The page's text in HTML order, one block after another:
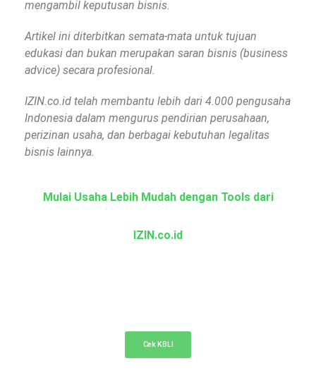
mengambil keputusan bisnis.
Artikel ini diterbitkan semata-mata untuk tujuan
edukasi dan bukan merupakan saran bisnis (business
advice) secara profesional.
IZIN.co.id telah membantu lebih dari 4.000 pengusaha
Indonesia dalam mengurus pendirian perusahaan,
perizinan usaha, dan berbagai kebutuhan legalitas
bisnis lainnya.
Mulai Usaha Lebih Mudah dengan Tools dari
IZIN.co.id
Cek KBLI